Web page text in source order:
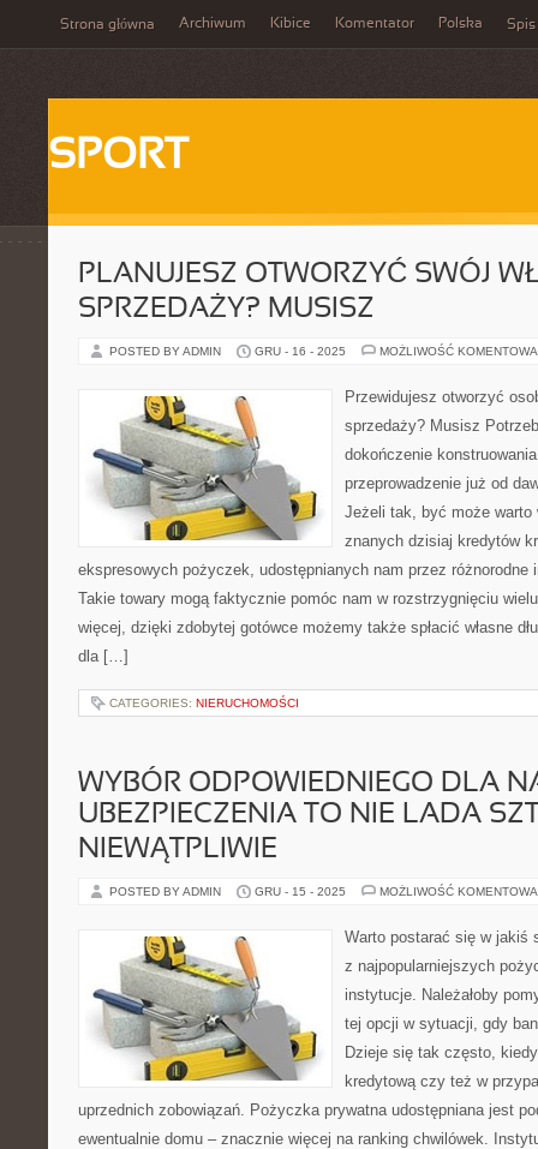
Strona główna Archiwum Kibice Komentator Polska Spis
SPORT
PLANUJESZ OTWORZYĆ SWÓJ
SPRZEDAŻY? MUSISZ
POSTED BY ADMIN GRU - 16 - 2025 MOŻLIWOŚĆ
Przewidujesz otworzyć
sprzedaży? Musisz
dokończenie
przeprowadzenie już od
Jeżeli tak, być może
znanych dzisiaj kredytów
ekspresowych pożyczek, udostępnianych nam przez różnorodne
Takie towary mogą faktycznie pomóc nam w rozstrzygnięciu
więcej, dzięki zdobytej gotówce możemy także spłacić własne
dla […]
CATEGORIES: NIERUCHOMOŚCI
WYBÓR ODPOWIEDNIEGO DLA
UBEZPIECZENIA TO NIE LADA
NIEWĄTPLIWIE
POSTED BY ADMIN GRU - 15 - 2025 MOŻLIWOŚĆ
Warto postarać się w jakiś
z najpopularniejszych
instytucje. Należałoby
tej opcji w sytuacji, gdy
Dzieje się tak często,
kredytową czy też w
uprzednich zobowiązań. Pożyczka prywatna udostępniana jest
ewentualnie domu – znacznie więcej na ranking chwilówek.